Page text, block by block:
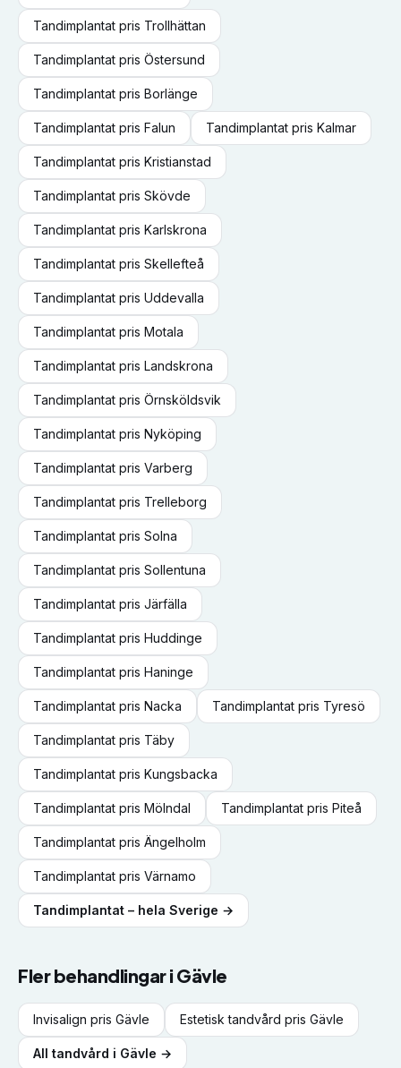
Tandimplantat pris Trollhättan
Tandimplantat pris Östersund
Tandimplantat pris Borlänge
Tandimplantat pris Falun Tandimplantat pris Kalmar
Tandimplantat pris Kristianstad
Tandimplantat pris Skövde
Tandimplantat pris Karlskrona
Tandimplantat pris Skellefteå
Tandimplantat pris Uddevalla
Tandimplantat pris Motala
Tandimplantat pris Landskrona
Tandimplantat pris Örnsköldsvik
Tandimplantat pris Nyköping
Tandimplantat pris Varberg
Tandimplantat pris Trelleborg
Tandimplantat pris Solna
Tandimplantat pris Sollentuna
Tandimplantat pris Järfälla
Tandimplantat pris Huddinge
Tandimplantat pris Haninge
Tandimplantat pris Nacka Tandimplantat pris Tyresö
Tandimplantat pris Täby
Tandimplantat pris Kungsbacka
Tandimplantat pris Mölndal Tandimplantat pris Piteå
Tandimplantat pris Ängelholm
Tandimplantat pris Värnamo
Tandimplantat – hela Sverige →
Fler behandlingar i Gävle
Invisalign pris Gävle Estetisk tandvård pris Gävle
All tandvård i Gävle →